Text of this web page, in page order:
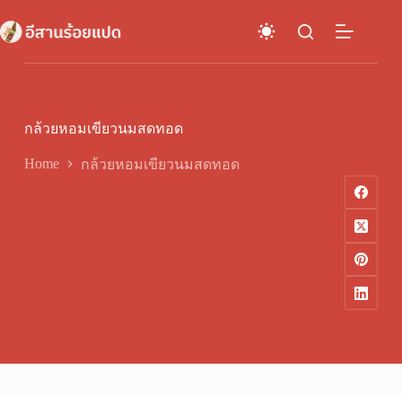
to
content
กล้วยหอมเขียวนมสดทอด
Home กล้วยหอมเขียวนมสดทอด